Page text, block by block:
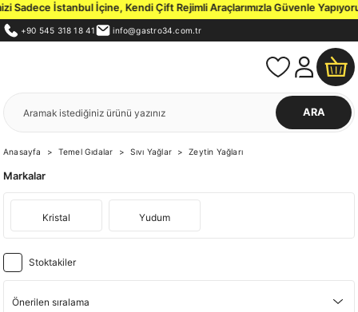
İstanbul İçine, Kendi Çift Rejimli Araçlarımızla Güvenle
+90 545 318 18 41 info@gastro34.com.tr
ARA
Anasayfa Temel Gıdalar Sıvı Yağlar Zeytin Yağları
Markalar
Kristal Yudum
Stoktakiler